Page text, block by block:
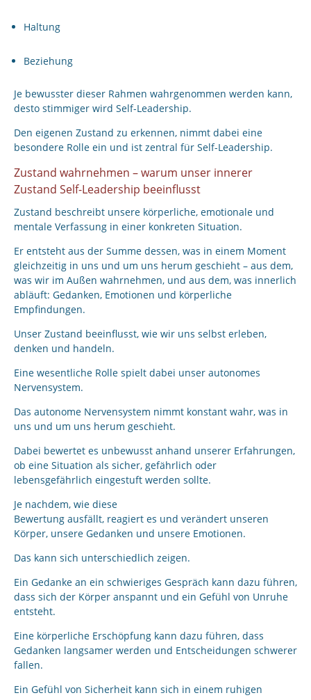
Haltung
Beziehung
Je bewusster dieser Rahmen wahrgenommen werden kann,
desto stimmiger wird Self-Leadership.
Den eigenen Zustand zu erkennen, nimmt dabei eine
besondere Rolle ein und ist zentral für Self-Leadership.
Zustand wahrnehmen – warum unser innerer
Zustand Self-Leadership beeinflusst
Zustand beschreibt unsere körperliche, emotionale und
mentale Verfassung in einer konkreten Situation.
Er entsteht aus der Summe dessen, was in einem Moment
gleichzeitig in uns und um uns herum geschieht – aus dem,
was wir im Außen wahrnehmen, und aus dem, was innerlich
abläuft: Gedanken, Emotionen und körperliche
Empfindungen.
Unser Zustand beeinflusst, wie wir uns selbst erleben,
denken und handeln.
Eine wesentliche Rolle spielt dabei unser autonomes
Nervensystem.
Das autonome Nervensystem nimmt konstant wahr, was in
uns und um uns herum geschieht.
Dabei bewertet es unbewusst anhand unserer Erfahrungen,
ob eine Situation als sicher, gefährlich oder
lebensgefährlich eingestuft werden sollte.
Je nachdem, wie diese
Bewertung ausfällt, reagiert es und verändert unseren
Körper, unsere Gedanken und unsere Emotionen.
Das kann sich unterschiedlich zeigen.
Ein Gedanke an ein schwieriges Gespräch kann dazu führen,
dass sich der Körper anspannt und ein Gefühl von Unruhe
entsteht.
Eine körperliche Erschöpfung kann dazu führen, dass
Gedanken langsamer werden und Entscheidungen schwerer
fallen.
Ein Gefühl von Sicherheit kann sich in einem ruhigen